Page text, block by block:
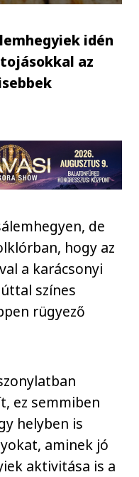
idén
az
de
hogy az
a karácsonyi
színes
rügyező
ez semmiben
helyben is
aminek jó
aktivitása is a